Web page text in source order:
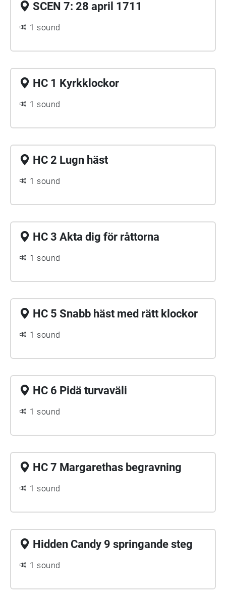
SCEN 7: 28 april 1711
1 sound
HC 1 Kyrkklockor
1 sound
HC 2 Lugn häst
1 sound
HC 3 Akta dig för råttorna
1 sound
HC 5 Snabb häst med rätt klockor
1 sound
HC 6 Pidä turvaväli
1 sound
HC 7 Margarethas begravning
1 sound
Hidden Candy 9 springande steg
1 sound